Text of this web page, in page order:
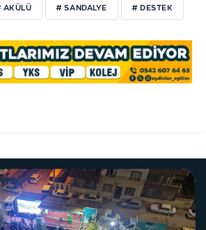
AKÜLÜ # SANDALYE # DESTEK